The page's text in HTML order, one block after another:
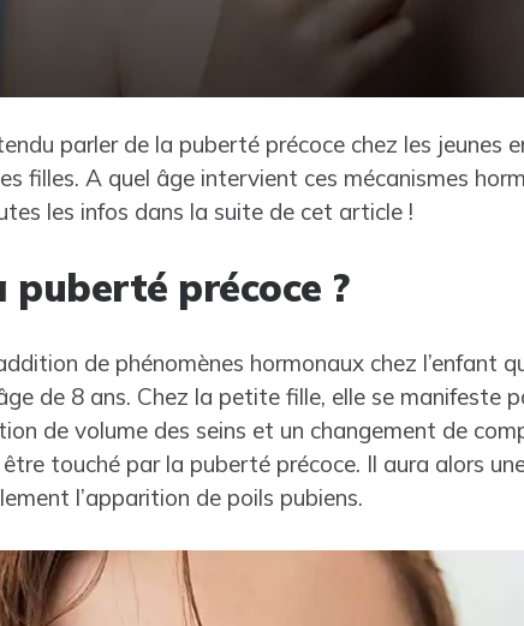
parler de la puberté précoce chez les jeunes
filles. A quel âge intervient ces mécanismes
les infos dans la suite de cet article !
puberté précoce ?
de phénomènes hormonaux chez l’enfant
de 8 ans. Chez la petite fille, elle se manifeste
de volume des seins et un changement de
touché par la puberté précoce. Il aura alors
l’apparition de poils pubiens.